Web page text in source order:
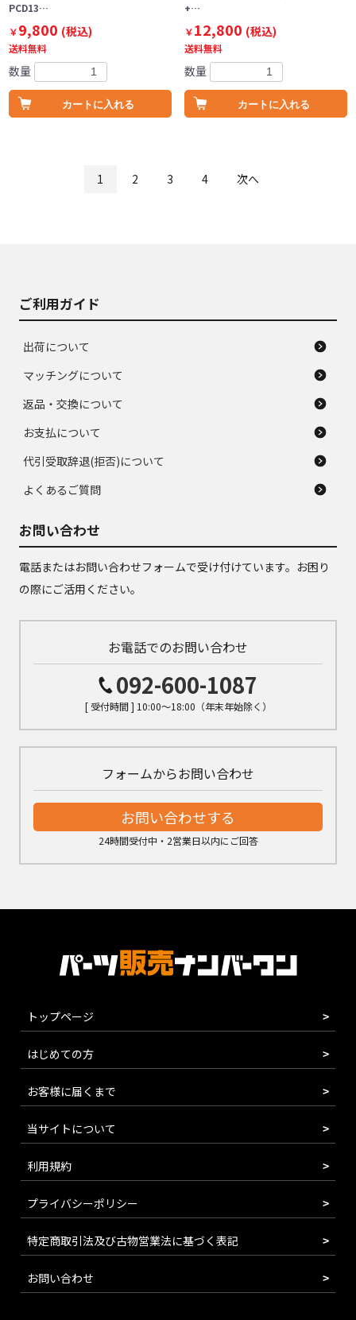
PCD13…
￥9,800 (税込)
送料無料
数量
カートに入れる
+…
￥12,800 (税込)
送料無料
数量
カートに入れる
1 2 3 4 次へ
ご利用ガイド
出荷について
マッチングについて
返品・交換について
お支払について
代引受取辞退(拒否)について
よくあるご質問
お問い合わせ
電話またはお問い合わせフォームで受け付けています。お困り
の際にご活用ください。
お電話でのお問い合わせ
092-600-1087
[ 受付時間 ] 10:00～18:00（年末年始除く）
フォームからお問い合わせ
お問い合わせする
24時間受付中・2営業日以内にご回答
トップページ
はじめての方
お客様に届くまで
当サイトについて
利用規約
プライバシーポリシー
特定商取引法及び古物営業法に基づく表記
お問い合わせ